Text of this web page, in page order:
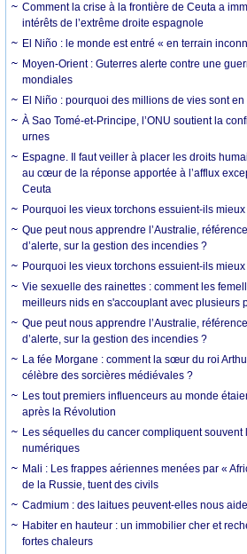
Comment la crise à la frontière de Ceuta a
intérêts de l’extrême droite espagnole
El Niño : le monde est entré « en terrain
Moyen-Orient : Guterres alerte contre une
mondiales
El Niño : pourquoi des millions de vies sont
À Sao Tomé-et-Principe, l’ONU soutient la
urnes
Espagne. Il faut veiller à placer les droits
au cœur de la réponse apportée à l’afflux
Ceuta
Pourquoi les vieux torchons essuient-ils
Que peut nous apprendre l’Australie,
d’alerte, sur la gestion des incendies ?
Pourquoi les vieux torchons essuient-ils
Vie sexuelle des rainettes : comment les
meilleurs nids en s'accouplant avec plusieurs
Que peut nous apprendre l’Australie,
d’alerte, sur la gestion des incendies ?
La fée Morgane : comment la sœur du roi
célèbre des sorcières médiévales ?
Les tout premiers influenceurs au monde
après la Révolution
Les séquelles du cancer compliquent souvent
numériques
Mali : Les frappes aériennes menées par «
de la Russie, tuent des civils
Cadmium : des laitues peuvent-elles nous
Habiter en hauteur : un immobilier cher et
fortes chaleurs